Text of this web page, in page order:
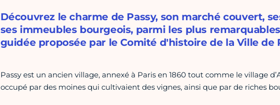
Découvrez le charme de Passy, son marché couvert,
ses immeubles bourgeois, parmi les plus
guidée proposée par le Comité d'histoire de la Ville de
Passy est un ancien village, annexé à Paris en 1860 tout comme le village
occupé par des moines qui cultivaient des vignes, ainsi que par de riches